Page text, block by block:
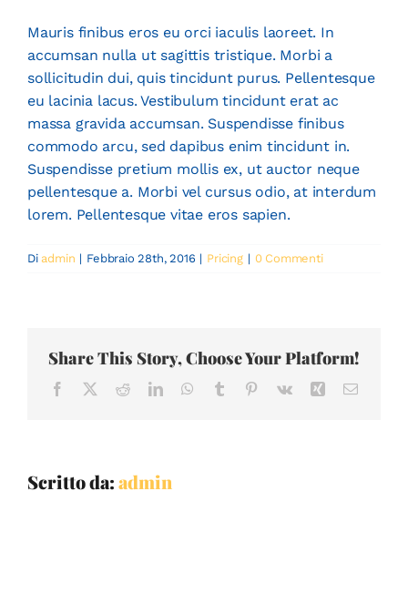
Mauris finibus eros eu orci iaculis laoreet. In
accumsan nulla ut sagittis tristique. Morbi a
sollicitudin dui, quis tincidunt purus. Pellentesque
eu lacinia lacus. Vestibulum tincidunt erat ac
massa gravida accumsan. Suspendisse finibus
commodo arcu, sed dapibus enim tincidunt in.
Suspendisse pretium mollis ex, ut auctor neque
pellentesque a. Morbi vel cursus odio, at interdum
lorem. Pellentesque vitae eros sapien.
Diadmin | Febbraio 28th, 2016 | Pricing | 0 Commenti
Share This Story, Choose Your Platform!
Facebook RedditLinkedInWhatsApp
Tumblr PinterestVk Xing Email
Scritto da:admin